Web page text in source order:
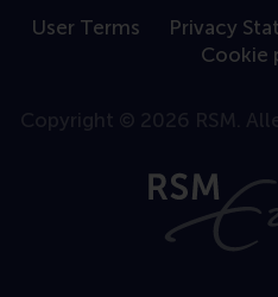
User Terms Privacy
Cookie